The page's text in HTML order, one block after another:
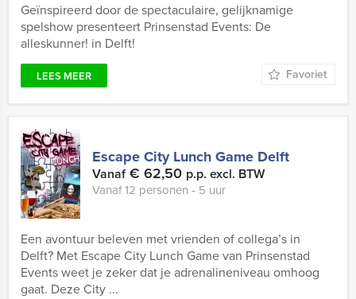
Geïnspireerd door de spectaculaire, gelijknamige
spelshow presenteert Prinsenstad Events: De
alleskunner! in Delft!
LEES MEER Favoriet
Escape City Lunch Game Delft
Vanaf€ 62,50 p.p. excl. BTW
Vanaf 12 personen ‐ 5 uur
Een avontuur beleven met vrienden of collega’s in
Delft? Met Escape City Lunch Game van Prinsenstad
Events weet je zeker dat je adrenalineniveau omhoog
gaat. Deze City ...